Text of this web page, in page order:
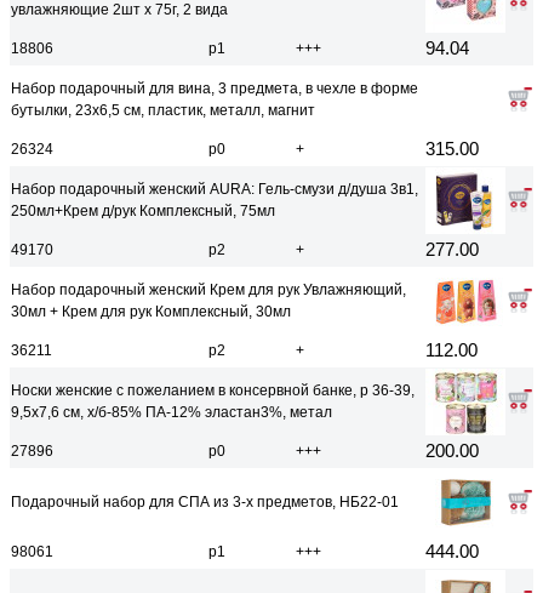
увлажняющие 2шт x 75г, 2 вида
18806 р1 +++ 94.04
Набор подарочный для вина, 3 предмета, в чехле в форме
бутылки, 23х6,5 см, пластик, металл, магнит
26324 р0 + 315.00
Набор подарочный женский AURA: Гель-смузи д/душа 3в1,
250мл+Крем д/рук Комплексный, 75мл
49170 р2 + 277.00
Набор подарочный женский Крем для рук Увлажняющий,
30мл + Крем для рук Комплексный, 30мл
36211 р2 + 112.00
Носки женские с пожеланием в консервной банке, р 36-39,
9,5х7,6 см, х/б-85% ПА-12% эластан3%, метал
27896 р0 +++ 200.00
Подарочный набор для СПА из 3-х предметов, НБ22-01
98061 р1 +++ 444.00